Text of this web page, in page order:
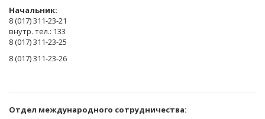
Начальник:
8 (017) 311-23-21
внутр. тел.: 133
8 (017) 311-23-25
8 (017) 311-23-26
Отдел международного сотрудничества: